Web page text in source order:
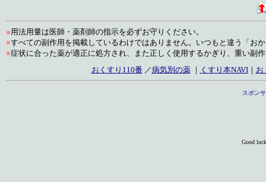
●用法用量は医師・薬剤師の指示を必ずお守りください。
●すべての副作用を掲載しているわけではありません。いつもと違う「お
●症状に合った薬が適正に処方され、また正しく使用するかぎり、重い副
おくすり110番 ／病気別の薬｜ くすり本NAVI｜ お
スポン
Good